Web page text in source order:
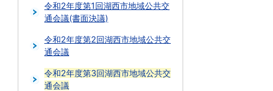
令和2年度第1回湖西市地域公共交
通会議(書面決議)
令和2年度第2回湖西市地域公共交
通会議
令和2年度第3回湖西市地域公共交
通会議